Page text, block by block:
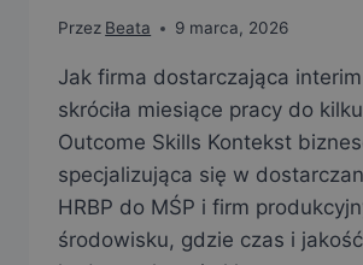
Przez Beata 9 marca, 2026
Jak firma dostarczająca interim
skróciła miesiące pracy do
Outcome Skills Kontekst
specjalizująca się w
HRBP do MŚP i firm
środowisku, gdzie czas i